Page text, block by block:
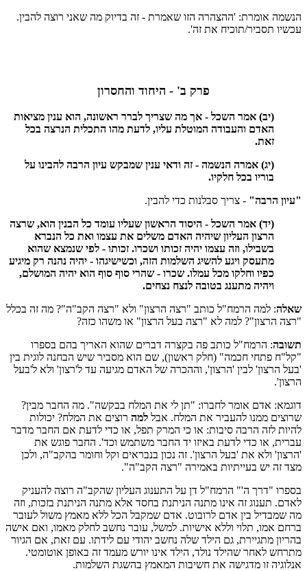
הנשמה אומרת: 'ההצהרה הזו שאמרת - זה בדיוק מה שאני רוצה להבין.
עכשיו תסביר/תוכיח את זה'.
פרק ב' - היחוד והחסרון
(יב) אמר השכל - אך מה שצריך לברר ראשונה, הוא ענין מציאות
האדם והעבודה המוטלת עליו, לדעת מהו התכלית הנרצה בכל
זאת.
(יג) אמרה הנשמה - זה ודאי ענין שמבקש עיון הרבה להבינו על
בוריו בכל חלקיו.
"עיון הרבה" - צריך סבלנות כדי להבין.
(יד) אמר השכל - היסוד הראשון שעליו עומד כל הבנין הוא, שרצה
הרצון העליון שיהיה האדם משלים את עצמו ואת כל הנברא
בשבילו, וזה עצמו יהיה זכותו ושכרו. זכותו - לפי שנמצא שהוא
מתעסק ויגע להשיג השלמות הזה, וכשישיגהו - יהיה נהנה רק מיגיע
כפיו וחלקו מכל עמלו. שכרו - שהרי סוף סוף הוא יהיה המושלם,
ויהיה מתענג בטובה לנצח נצחים.
שאלה: למה הרמח"ל כותב "רצה הרצון" ולא "רצה הקב"ה"? מה זה בכלל
"רצה הרצון"? למה לא "רצה בעל הרצון" או משהו כזה?
תשובה: הרמח"ל כותב פה בקצרה דברים שהוא האריך בהם בספרו
"קל"ח פתחי חכמה" (חלק ראשון), שם הוא מסביר שיש הבחנה לוגית בין
'בעל הרצון' לבין 'הרצון', וההכרה של האדם מגיעה עד ל'רצון' ולא ל'בעל
הרצון'.
דוגמא: אדם אומר לחברו: "תן לי את המלח בבקשה". מה החבר מבין?
שרוצים ממנו להעביר את המלח. אבל למה רוצים את המלח? יכולות
להיות לזה הרבה סיבות: או כי המרק תפל, או כדי לדעת אם החבר מדבר
עברית, או כדי לדעת באיזו יד החבר משתמש וכד'. החבר פוגש את
'הרצון' ולא את 'בעל הרצון'. זה נכון בנבראים וקל וחומר בהקב"ה, ולכן
מצד זה יש בעייתיות באמירה "רצה הקב"ה".
בספרו "דרך ה'" הרמח"ל דן על התענוג העליון שהקב"ה רוצה להעניק
לאדם. תענוג זה אינו מתנה הניתנת בחסד אלא מתנה הניתנת בזכות, וזה
מה שמבדיל בין אדם לרובוט. אדם שמקבל הכל ללא מאמץ משול לעובר
ברחם אמו, תלוי וללא אישיות. למשל, עובר נחשב לחלק מאמו, ואם אישה
בהריון מתגיירת, גם הילד שלה נחשב יהודי עם לידתו. עם זאת, אם הגיור
מתרחש לאחר שהילד נולד, הילד אינו יורש מעמד זה באופן אוטומטי.
אנלוגיה זו מדגישה את חשיבות המאמץ בהשגת השלמות.